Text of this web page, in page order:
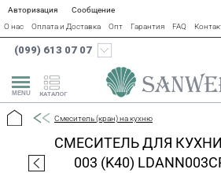
Авторизация
Сообщение
О нас
Оплата и Доставка Опт Гарантия FAQ
(099) 613 07 07
КАТАЛОГ
Смеситель (кран) на кухню
СМЕСИТЕЛЬ ДЛЯ КУХНИ
003 (K40)